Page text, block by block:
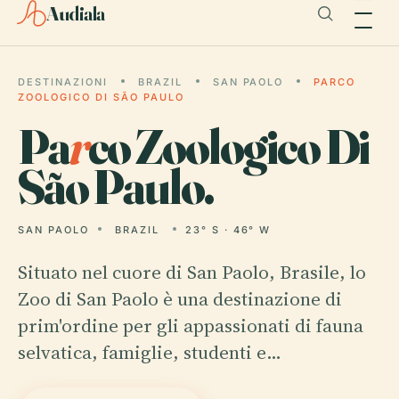
Audiala
DESTINAZIONI BRAZIL SAN PAOLO
PARCO
ZOOLOGICO DI SÃO PAULO
Parco Zoologico Di
São Paulo.
SAN PAOLO BRAZIL 23° S · 46° W
Situato nel cuore di San Paolo, Brasile, lo
Zoo di San Paolo è una destinazione di
prim'ordine per gli appassionati di fauna
selvatica, famiglie, studenti e…